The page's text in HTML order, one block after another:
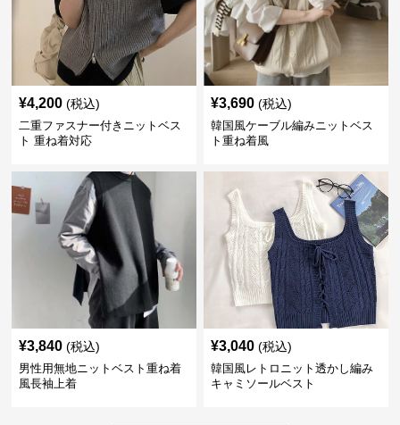
¥4,200 (税込)
二重ファスナー付きニットベス
ト 重ね着対応
¥3,690 (税込)
韓国風ケーブル編みニットベス
ト重ね着風
¥3,840 (税込)
男性用無地ニットベスト重ね着
風長袖上着
¥3,040 (税込)
韓国風レトロニット透かし編み
キャミソールベスト